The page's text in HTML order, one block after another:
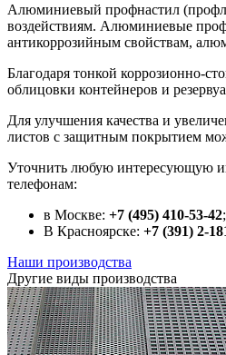
Алюминиевый профнастил
воздействиям. Алюминиевые
антикоррозийным свойствам,
Благодаря тонкой коррозионно-
облицовки контейнеров и
Для улучшения качества и
листов с защитным покрытием
Уточнить любую интересующую
телефонам:
в Москве: +7 (495) 410-53-42;
В Красноярске: +7 (391) 2-
Наши производства
Другие виды производства